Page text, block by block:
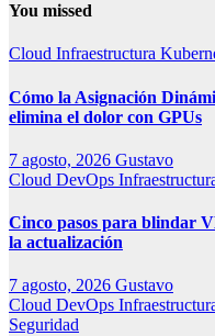
You missed
Cloud Infraestructura
Cómo la Asignación
elimina el dolor con GPUs
7 agosto, 2026 Gustavo
Cloud DevOps
Cinco pasos para blindar
la actualización
7 agosto, 2026 Gustavo
Cloud DevOps
Seguridad